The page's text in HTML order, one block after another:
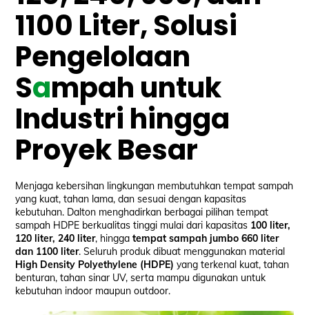
1100 Liter, Solusi
Pengelolaan
Sampah untuk
Industri hingga
Proyek Besar
Menjaga kebersihan lingkungan membutuhkan tempat sampah
yang kuat, tahan lama, dan sesuai dengan kapasitas
kebutuhan. Dalton menghadirkan berbagai pilihan tempat
sampah HDPE berkualitas tinggi mulai dari kapasitas 100 liter,
120 liter, 240 liter, hinggatempat sampah jumbo 660 liter
dan 1100 liter. Seluruh produk dibuat menggunakan material
High Density Polyethylene (HDPE) yang terkenal kuat, tahan
benturan, tahan sinar UV, serta mampu digunakan untuk
kebutuhan indoor maupun outdoor.